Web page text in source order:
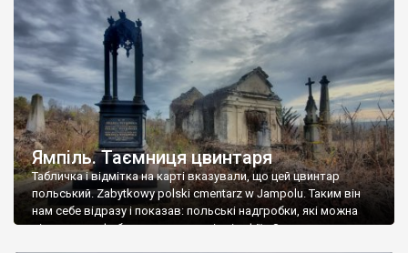
Ямпіль. Таємниця цвинтаря
Табличка і відмітка на карті вказували, що цей цвинтар
польський. Zabytkowy polski cmentarz w Jampolu. Таким він
нам себе відразу і показав: польські надгробки, які можна
віднести до фабричних, польські епітафії… Загалом цвинтар